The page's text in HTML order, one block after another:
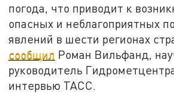
погода, что приводит к
опасных и неблагоприятных
явлений в шести регионах
сообщил Роман Вильфанд,
руководитель
интервью ТАСС.